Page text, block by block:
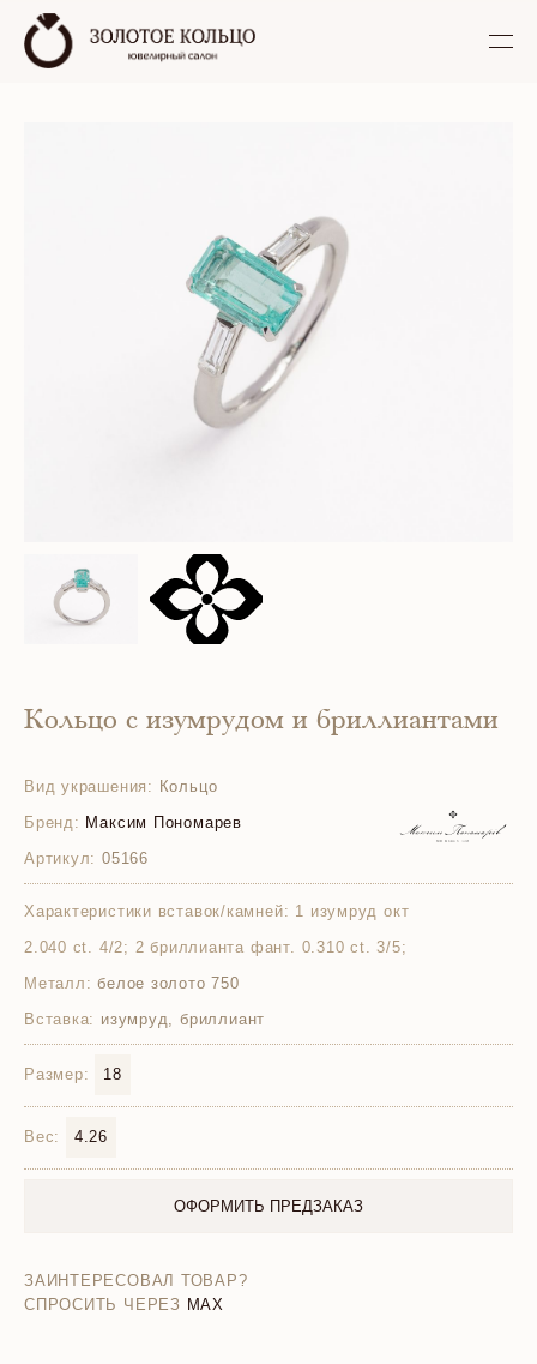
Кольцо с изумрудом и бриллиантами
Вид украшения: Кольцо
Бренд: Максим Пономарев
Артикул: 05166
Характеристики вставок/камней: 1 изумруд окт
2.040 ct. 4/2; 2 бриллианта фант. 0.310 ct. 3/5;
Металл: белое золото 750
Вставка: изумруд, бриллиант
Размер: 18
Вес: 4.26
ОФОРМИТЬ ПРЕДЗАКАЗ
ЗАИНТЕРЕСОВАЛ ТОВАР?
СПРОСИТЬ ЧЕРЕЗ MAX